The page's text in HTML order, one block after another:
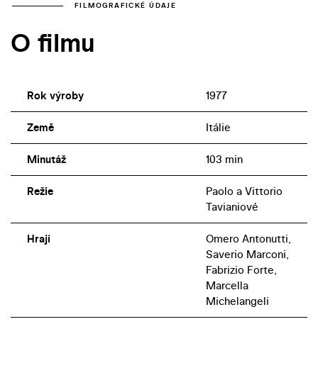
FILMOGRAFICKÉ ÚDAJE
O filmu
Rok výroby 1977
Země Itálie
Minutáž 103 min
Režie
Paolo a Vittorio
Tavianiové
Hrají
Omero Antonutti,
Saverio Marconi,
Fabrizio Forte,
Marcella
Michelangeli